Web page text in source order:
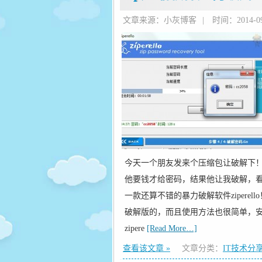
文章来源：小灰博客 时间：2014-
今天一个朋友发来个压缩包让破解下
他要钱才给密码，结果他让我破解，
一款还算不错的暴力破解软件
破解版的，而且使用方法也很简单，
zipere [Read More…]
查看该文章 » 文章分类： IT技术分